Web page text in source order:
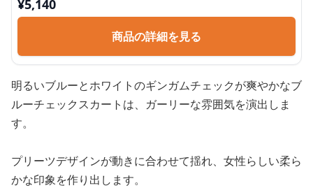
¥5,140
商品の詳細を見る
明るいブルーとホワイトのギンガムチェックが爽やかなブ
ルーチェックスカートは、ガーリーな雰囲気を演出しま
す。
プリーツデザインが動きに合わせて揺れ、女性らしい柔ら
かな印象を作り出します。